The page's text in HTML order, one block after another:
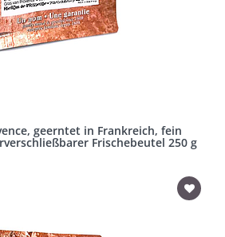
geerntet in Frankreich, fein
Frischebeutel 250 g